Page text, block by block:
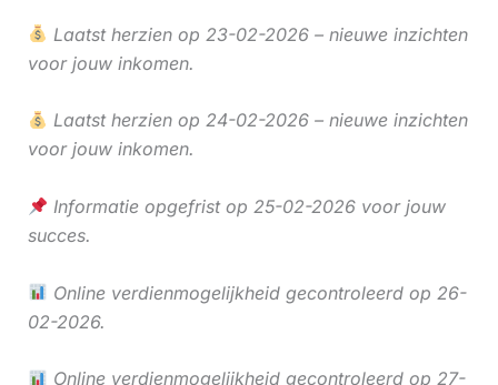
Laatst herzien op 23-02-2026 – nieuwe inzichten
voor jouw inkomen.
Laatst herzien op 24-02-2026 – nieuwe inzichten
voor jouw inkomen.
Informatie opgefrist op 25-02-2026 voor jouw
succes.
Online verdienmogelijkheid gecontroleerd op 26-
02-2026.
Online verdienmogelijkheid gecontroleerd op 27-